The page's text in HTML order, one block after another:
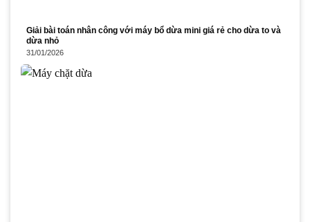
Giải bài toán nhân công với máy bổ dừa mini giá rẻ cho dừa to và
dừa nhỏ
31/01/2026